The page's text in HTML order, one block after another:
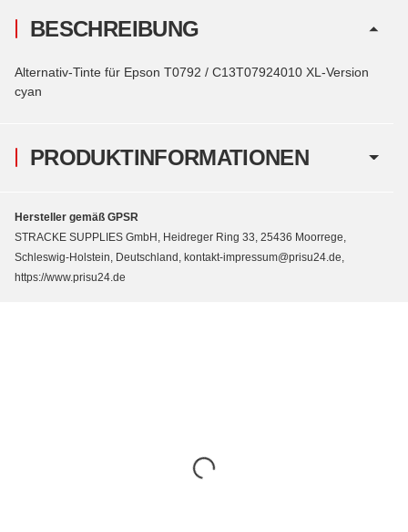
PRODUKTINFORMATIONEN
BESCHREIBUNG
Alternativ-Tinte für Epson T0792 / C13T07924010 XL-Version
cyan
Hersteller gemäß GPSR
STRACKE SUPPLIES GmbH, Heidreger Ring 33, 25436 Moorrege,
Schleswig-Holstein, Deutschland, kontakt-impressum@prisu24.de,
https://www.prisu24.de